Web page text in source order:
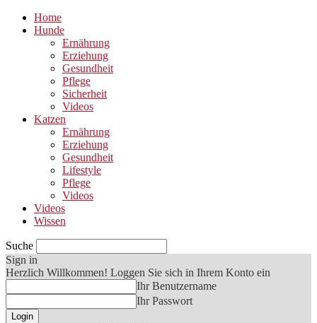
Home
Hunde
Ernährung
Erziehung
Gesundheit
Pflege
Sicherheit
Videos
Katzen
Ernährung
Erziehung
Gesundheit
Lifestyle
Pflege
Videos
Videos
Wissen
Suche
Sign in
Herzlich Willkommen! Loggen Sie sich in Ihrem Konto ein
Ihr Benutzername
Ihr Passwort